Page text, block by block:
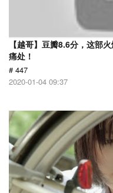
【越哥】豆瓣8.6分，这部
痛处！
# 447
2020-01-04 09:37